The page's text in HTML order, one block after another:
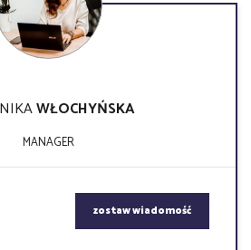
WŁOCHYŃSKA
MANAGER
zostaw wiadomość